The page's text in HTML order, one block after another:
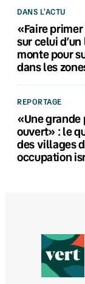
DANS L'ACTU
«Faire
sur celui
monte pour
dans les
REPORTAGE
«Une grande
ouvert» : le
des villages
occupation